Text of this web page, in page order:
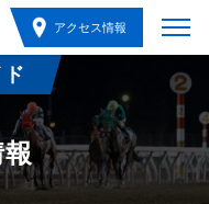
アクセス情報